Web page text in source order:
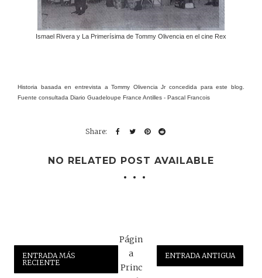
Ismael Rivera y La Primerísima de Tommy Olivencia en el cine Rex
Historia basada en entrevista a Tommy Olivencia Jr concedida para este blog.
Fuente consultada Diario Guadeloupe France Antilles - Pascal Francois
NO RELATED POST AVAILABLE
ENTRADA MÁS
RECIENTE
ENTRADA ANTIGUA
Págin
a
Princ